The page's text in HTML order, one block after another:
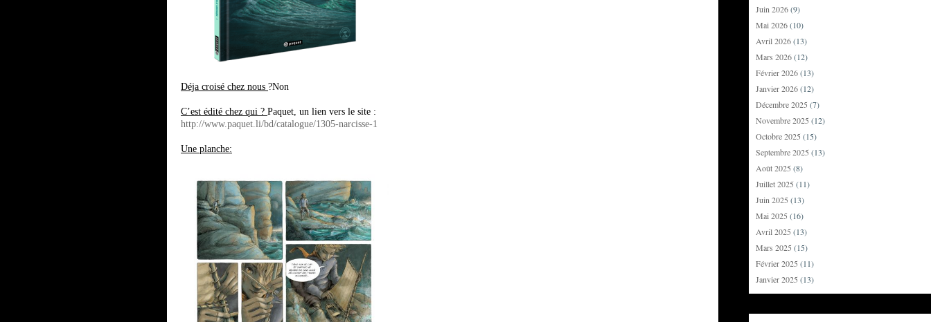
Déja croisé chez nous ?Non
C’est édité chez qui ? Paquet, un lien vers le site :
http://www.paquet.li/bd/catalogue/1305-narcisse-1
Une planche:
Juin 2026(9)
Mai 2026(10)
Avril 2026(13)
Mars 2026(12)
Février 2026(13)
Janvier 2026(12)
Décembre 2025 (7)
Novembre 2025 (12)
Octobre 2025 (15)
Septembre 2025 (13)
Août 2025 (8)
Juillet 2025 (11)
Juin 2025 (13)
Mai 2025 (16)
Avril 2025 (13)
Mars 2025 (15)
Février 2025 (11)
Janvier 2025 (13)